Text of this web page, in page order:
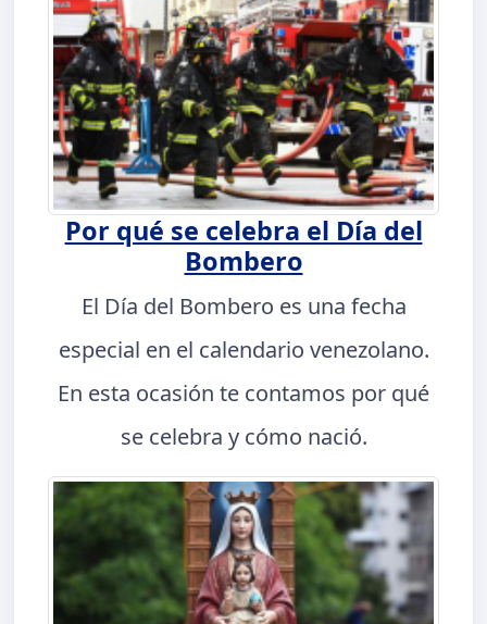
Por qué se celebra el Día del
Bombero
El Día del Bombero es una fecha
especial en el calendario venezolano.
En esta ocasión te contamos por qué
se celebra y cómo nació.